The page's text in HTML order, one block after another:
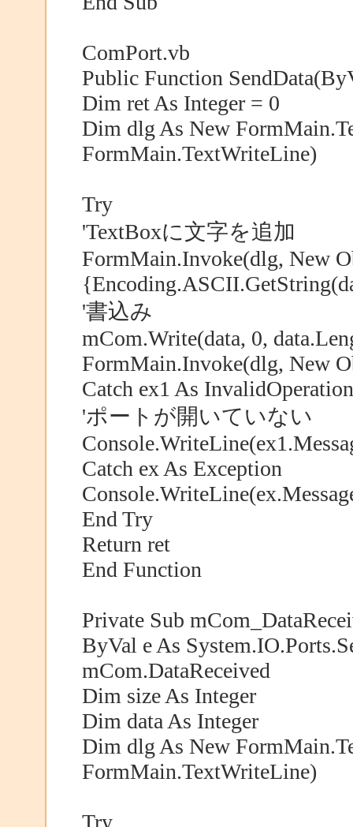
ComPort.vb
Public Function
Dim ret As Integer = 0
Dim dlg As New
FormMain.TextWriteLine)
Try
'TextBoxに文字を追加
FormMain.Invoke(dlg, New
'書込み
mCom.Write(data, 0,
FormMain.Invoke(dlg, New
Catch ex1 As
'ポートが開いていない
Catch ex As Exception
End Try
Return ret
End Function
Private Sub
ByVal e As
mCom.DataReceived
Dim size As Integer
Dim data As Integer
Dim dlg As New
FormMain.TextWriteLine)
Try